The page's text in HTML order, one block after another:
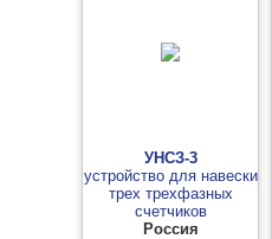
УНСЗ-3
устройство для навески
трех трехфазных
счетчиков
Россия